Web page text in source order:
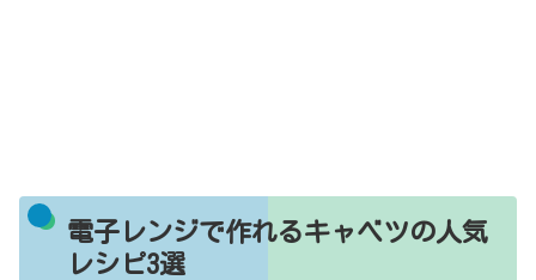
電子レンジで作れるキャベツの人気
レシピ3選